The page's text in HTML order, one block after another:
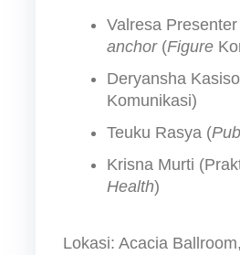
Valresa
anchor (Figure
Deryansha
Komunikasi)
Teuku Rasya (
Krisna Murti
Health)
Lokasi: Acacia